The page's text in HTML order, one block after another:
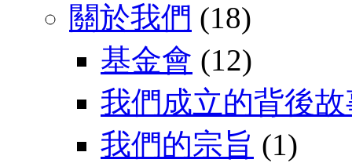
關於我們 (18)
基金會 (12)
我們成立的背後
我們的宗旨 (1)